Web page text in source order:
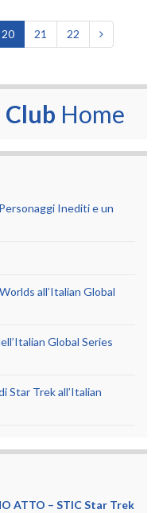
20 21 22
Home
Inediti e un
all’Italian Global
Global Series
Star Trek all’Italian
ATTO – STIC Star Trek